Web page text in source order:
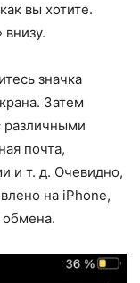
вы хотите.
внизу.
значка
Затем
различными
почта,
и т. д. Очевидно,
на iPhone,
обмена.